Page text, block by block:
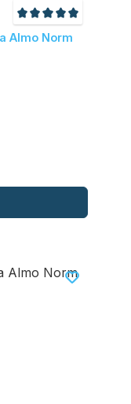
Durchschnittliche
Almo Norm